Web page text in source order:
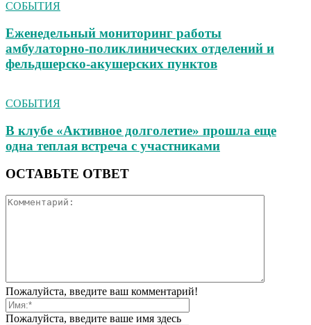
СОБЫТИЯ
Еженедельный мониторинг работы
амбулаторно‑поликлинических отделений и
фельдшерско‑акушерских пунктов
СОБЫТИЯ
В клубе «Активное долголетие» прошла еще
одна теплая встреча с участниками
ОСТАВЬТЕ ОТВЕТ
Пожалуйста, введите ваш комментарий!
Пожалуйста, введите ваше имя здесь